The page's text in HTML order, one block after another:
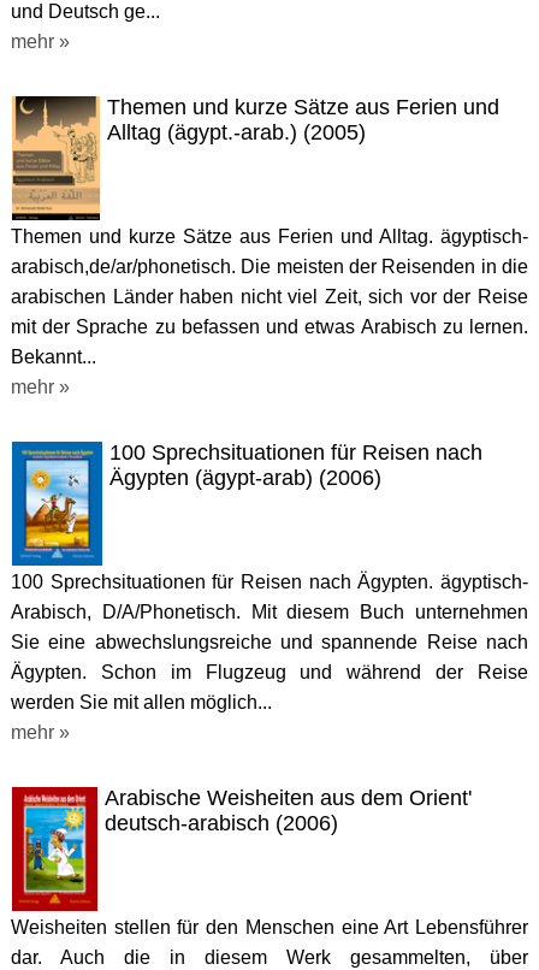
und Deutsch ge...
mehr »
Themen und kurze Sätze aus Ferien und
Alltag (ägypt.-arab.) (2005)
Themen und kurze Sätze aus Ferien und Alltag. ägyptisch-
arabisch,de/ar/phonetisch. Die meisten der Reisenden in die
arabischen Länder haben nicht viel Zeit, sich vor der Reise
mit der Sprache zu befassen und etwas Arabisch zu lernen.
Bekannt...
mehr »
100 Sprechsituationen für Reisen nach
Ägypten (ägypt-arab) (2006)
100 Sprechsituationen für Reisen nach Ägypten. ägyptisch-
Arabisch, D/A/Phonetisch. Mit diesem Buch unternehmen
Sie eine abwechslungsreiche und spannende Reise nach
Ägypten. Schon im Flugzeug und während der Reise
werden Sie mit allen möglich...
mehr »
Arabische Weisheiten aus dem Orient'
deutsch-arabisch (2006)
Weisheiten stellen für den Menschen eine Art Lebensführer
dar. Auch die in diesem Werk gesammelten, über